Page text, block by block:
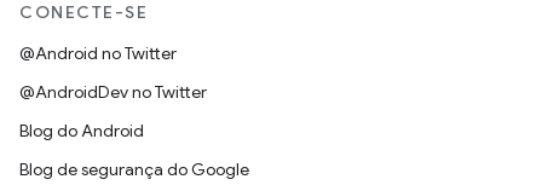
CONECTE-SE
@Android no Twitter
@AndroidDev no Twitter
Blog do Android
Blog de segurança do Google